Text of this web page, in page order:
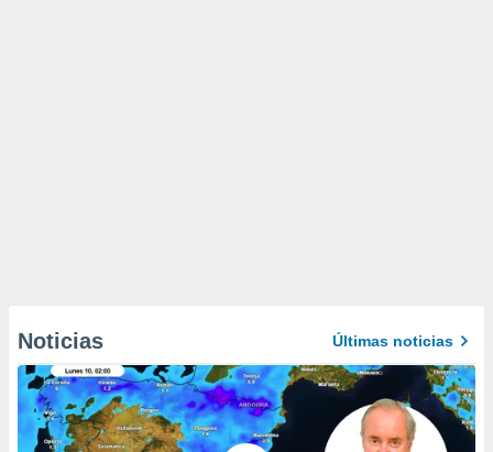
Noticias Últimas noticias